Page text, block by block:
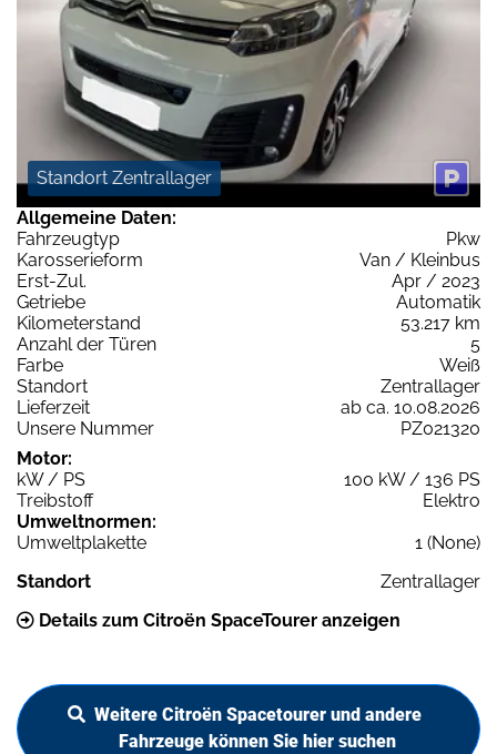
Standort Zentrallager
Allgemeine Daten:
Fahrzeugtyp
Pkw
Karosserieform
Van / Kleinbus
Erst-Zul.
Apr / 2023
Getriebe
Automatik
Kilometerstand
53.217 km
Anzahl der Türen
5
Farbe
Weiß
Standort
Zentrallager
Lieferzeit
ab ca. 10.08.2026
Unsere Nummer
PZ021320
Motor:
kW / PS
100 kW / 136 PS
Treibstoff
Elektro
Umweltnormen:
Umweltplakette
1 (None)
Standort
Zentrallager
Details zum Citroën SpaceTourer anzeigen
Weitere Citroën Spacetourer und andere
Fahrzeuge können Sie hier suchen